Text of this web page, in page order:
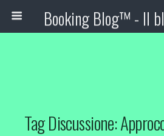
Tag Discussione: